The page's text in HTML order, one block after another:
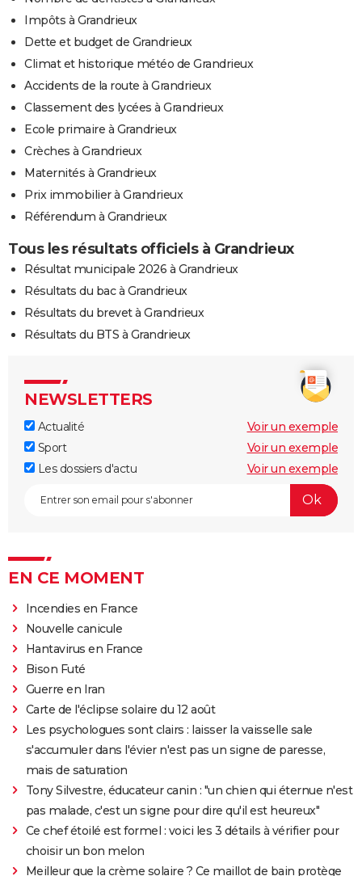
Impôts à Grandrieux
Dette et budget de Grandrieux
Climat et historique météo de Grandrieux
Accidents de la route à Grandrieux
Classement des lycées à Grandrieux
Ecole primaire à Grandrieux
Crèches à Grandrieux
Maternités à Grandrieux
Prix immobilier à Grandrieux
Référendum à Grandrieux
Tous les résultats officiels à Grandrieux
Résultat municipale 2026 à Grandrieux
Résultats du bac à Grandrieux
Résultats du brevet à Grandrieux
Résultats du BTS à Grandrieux
NEWSLETTERS
Actualité
Voir un exemple
Sport
Voir un exemple
Les dossiers d'actu
Voir un exemple
EN CE MOMENT
Incendies en France
Nouvelle canicule
Hantavirus en France
Bison Futé
Guerre en Iran
Carte de l'éclipse solaire du 12 août
Les psychologues sont clairs : laisser la vaisselle sale
s'accumuler dans l'évier n'est pas un signe de paresse,
mais de saturation
Tony Silvestre, éducateur canin : "un chien qui éternue n'est
pas malade, c'est un signe pour dire qu'il est heureux"
Ce chef étoilé est formel : voici les 3 détails à vérifier pour
choisir un bon melon
Meilleur que la crème solaire ? Ce maillot de bain protège